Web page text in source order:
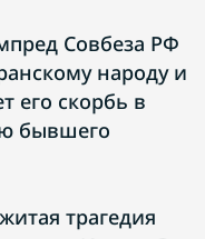
Совбеза РФ
народу и
его скорбь в
бывшего
трагедия